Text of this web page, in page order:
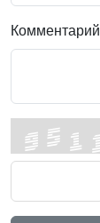
Комментарий